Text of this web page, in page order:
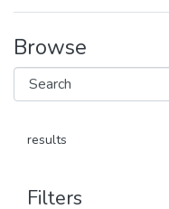
Browse
results
Filters